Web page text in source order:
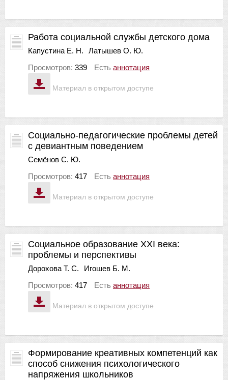
Материал в открытом доступе
Работа социальной службы детского дома
Капустина Е. Н.
Латышев О. Ю.
Просмотров: 339 Есть аннотация
Материал в открытом доступе
Социально-педагогические проблемы детей
с девиантным поведением
Семёнов С. Ю.
Просмотров: 417 Есть аннотация
Материал в открытом доступе
Социальное образование XXI века:
проблемы и перспективы
Дорохова Т. С.
Игошев Б. М.
Просмотров: 417 Есть аннотация
Формирование креативных компетенций как
способ снижения психологического
напряжения школьников